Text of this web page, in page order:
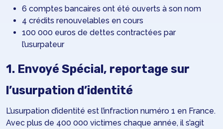
6 comptes bancaires ont été ouverts à son nom
4 crédits renouvelables en cours
100 000 euros de dettes contractées par
l’usurpateur
1. Envoyé Spécial, reportage sur
l’usurpation d’identité
L’usurpation d’identité est l’infraction numéro 1 en France.
Avec plus de 400 000 victimes chaque année, il s’agit